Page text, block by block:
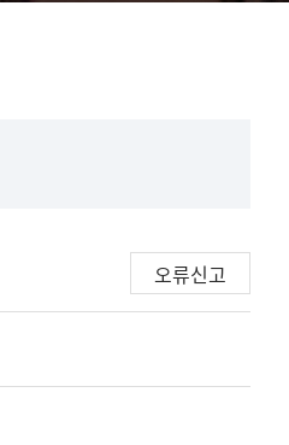
오류신고